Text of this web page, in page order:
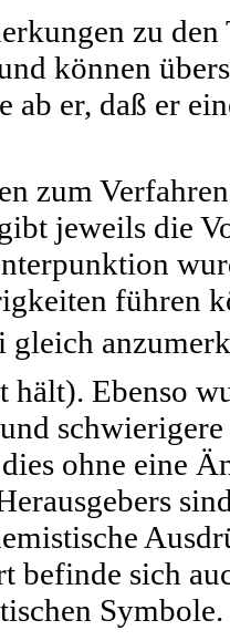
zu
können
ab er, daß er
zum
jeweils die
führen
hält). Ebenso
ohne eine
befinde sich
Symbole.